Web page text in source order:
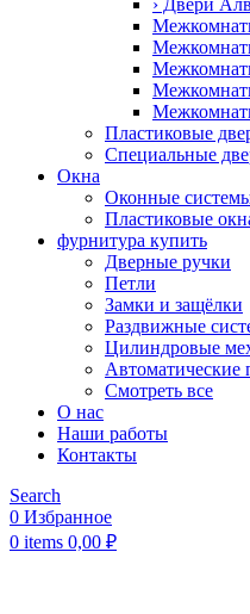
Пластиковые
Специальные
Окна
Оконные
Пластиковые
фурнитура купить
Дверные ручки
Петли
Замки и защёлки
Раздвижные
Цилиндровые
Автоматические
Смотреть все
О нас
Наши работы
Контакты
Search
0 Избранное
0 items 0,00 ₽